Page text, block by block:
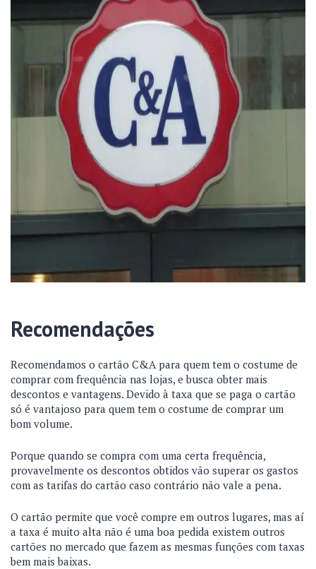
Recomendações
Recomendamos o cartão C&A para quem tem o costume de
comprar com frequência nas lojas, e busca obter mais
descontos e vantagens. Devido à taxa que se paga o cartão
só é vantajoso para quem tem o costume de comprar um
bom volume.
Porque quando se compra com uma certa frequência,
provavelmente os descontos obtidos vão superar os gastos
com as tarifas do cartão caso contrário não vale a pena.
O cartão permite que você compre em outros lugares, mas aí
a taxa é muito alta não é uma boa pedida existem outros
cartões no mercado que fazem as mesmas funções com taxas
bem mais baixas.